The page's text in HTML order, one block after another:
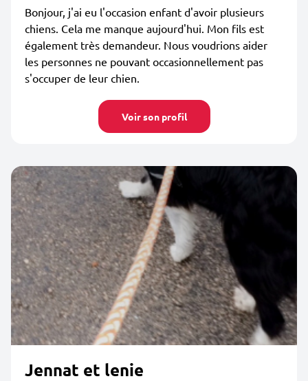
Bonjour, j'ai eu l'occasion enfant d'avoir plusieurs
chiens. Cela me manque aujourd'hui. Mon fils est
également très demandeur. Nous voudrions aider
les personnes ne pouvant occasionnellement pas
s'occuper de leur chien.
Voir son profil
Jennat et lenie